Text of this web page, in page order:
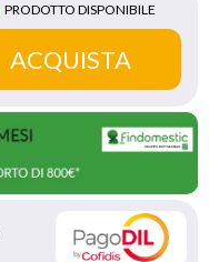
PRODOTTO DISPONIBILE